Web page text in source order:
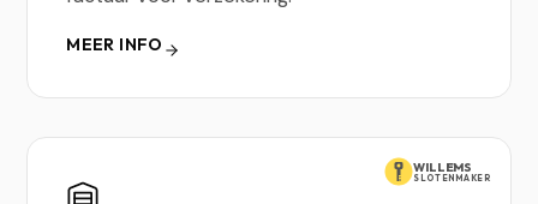
MEER INFO
WILLEMS
SLOTENMAKER